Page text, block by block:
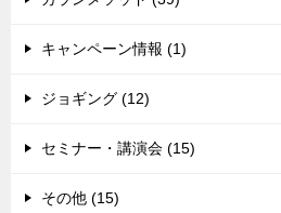
キャンペーン情報 (1)
ジョギング (12)
セミナー・講演会 (15)
その他 (15)